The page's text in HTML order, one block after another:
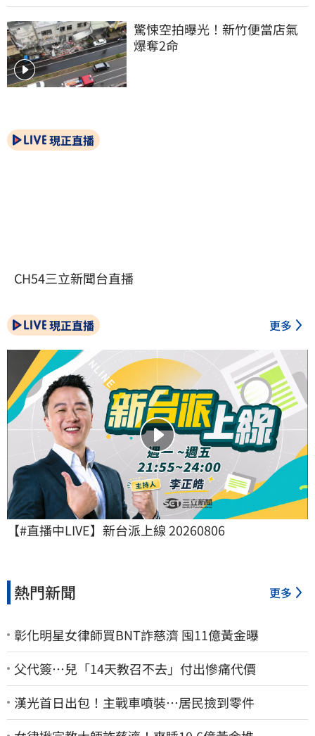
驚悚空拍曝光！新竹便當店氣
爆奪2命
現正直播
CH54三立新聞台直播
現正直播 更多
【#直播中LIVE】新台派上線 20260806
熱門新聞 更多
彰化明星女律師買BNT詐慈濟 囤11億黃金曝
父代簽…兒「14天教召不去」付出慘痛代價
漢光首日出包！主戰車噴裝…居民撿到零件